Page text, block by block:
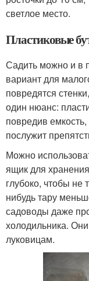
светлое место.
Пластиковые
Садить можно и в
вариант для
повредятся
один нюанс:
повредив
послужит
Можно
ящик для
глубоко, чтобы не
нибудь тару
садоводы даже
холодильника.
луковицам.